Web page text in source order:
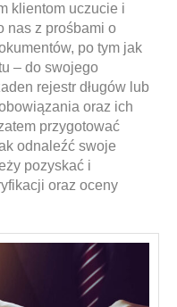
klientom uczucie i
nas z prośbami o
po tym jak
– do swojego
rejestr długów lub
oraz ich
przygotować
odnaleźć swoje
pozyskać i
oraz oceny